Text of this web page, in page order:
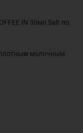
IN 30мл Salt по
молочным